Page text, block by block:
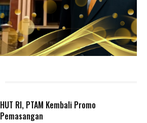
HUT RI, PTAM Kembali Promo
Pemasangan